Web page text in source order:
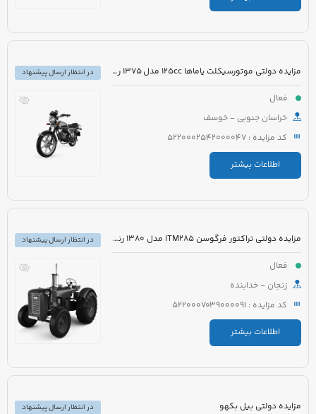
مزایده دولتی موتورسیکلت یاماها 125cc مدل 1375 رنگ زرشکی
فعال
خراسان جنوبی - خوسف
کد مزایده : 5220002542000047
اطلاعات بیشتر
در انتظار ارسال پیشنهاد
مزایده دولتی تراکتور فرگوسن ITM285 مدل 1380 رنگ قرمز به همراه ادوات کشاورزی
فعال
زنجان - خدابنده
کد مزایده : 5220007039000091
اطلاعات بیشتر
در انتظار ارسال پیشنهاد
مزایده دولتی بیل بکهو
در انتظار ارسال پیشنهاد